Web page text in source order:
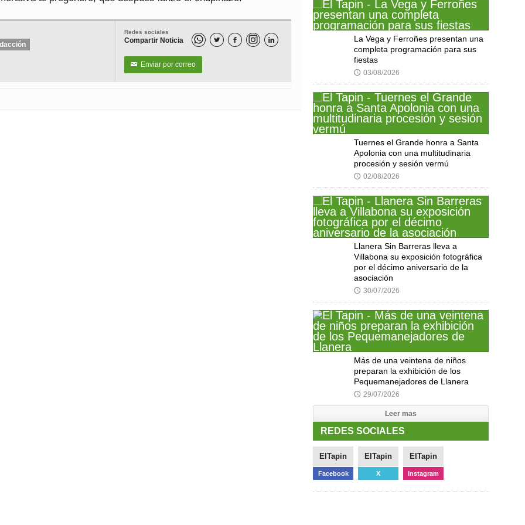
Redes sociales
Compartir Noticia   
✉ Enviar por correo
La Vega y Ferroñes presentan una
completa programación para sus
fiestas
🕔 03/08/2026
Tuernes el Grande honra a Santa
Apolonia con una multitudinaria
procesión y sesión vermú
🕔 02/08/2026
Llanera Sin Barreras lleva a
Villabona su exposición fotográfica
por el décimo aniversario de la
asociación
🕔 30/07/2026
Más de una veintena de niños
preparan la exhibición de los
Pequemanejadores de Llanera
🕔 29/07/2026
Leer mas
REDES SOCIALES
ElTapin
Facebook
ElTapin
X
ElTapin
Instagram